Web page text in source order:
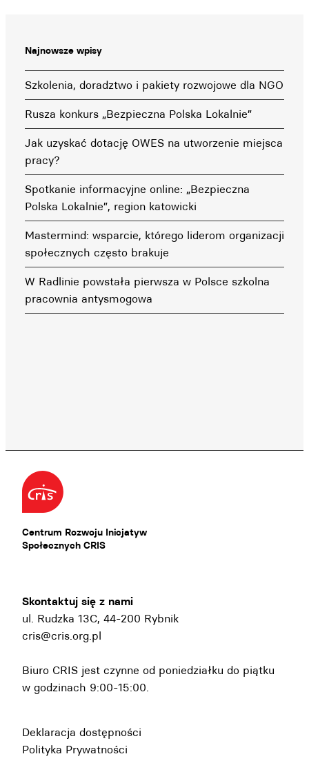
Najnowsze wpisy
Szkolenia, doradztwo i pakiety rozwojowe dla NGO
Rusza konkurs „Bezpieczna Polska Lokalnie”
Jak uzyskać dotację OWES na utworzenie miejsca
pracy?
Spotkanie informacyjne online: „Bezpieczna
Polska Lokalnie”, region katowicki
Mastermind: wsparcie, którego liderom organizacji
społecznych często brakuje
W Radlinie powstała pierwsza w Polsce szkolna
pracownia antysmogowa
Centrum Rozwoju Inicjatyw
Społecznych CRIS
Skontaktuj się z nami
ul. Rudzka 13C, 44-200 Rybnik
cris@cris.org.pl
Biuro CRIS jest czynne od poniedziałku do piątku
w godzinach 9:00-15:00.
Deklaracja dostępności
Polityka Prywatności